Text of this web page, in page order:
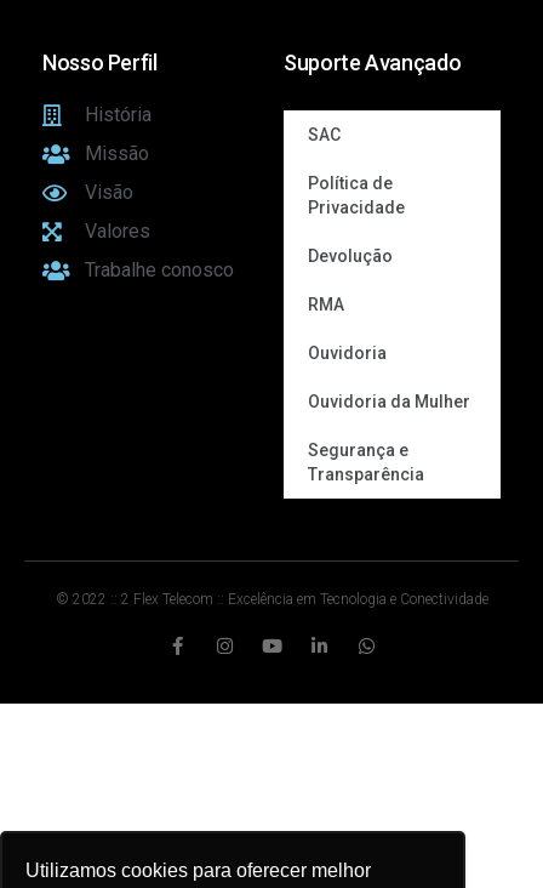
Utilizamos cookies para oferecer melhor
Nosso Perfil
História
Missão
Visão
Valores
Trabalhe conosco
Suporte Avançado
SAC
Política de
Privacidade
Devolução
RMA
Ouvidoria
Ouvidoria da Mulher
Segurança e
Transparência
© 2022 :: 2 Flex Telecom :: Excelência em Tecnologia e Conectividade